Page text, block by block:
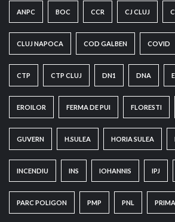
ANPC BOC CCR CJ CLUJ
CLUJ NAPOCA COD GALBEN COVID
CTP CTP CLUJ DN1 DNA
EROILOR FERMA DE PUI FLORESTI
GUVERN H.SULEA HORIA SULEA
INCENDIU INS IOHANNIS IPJ
PARC POLIGON PMP PNL